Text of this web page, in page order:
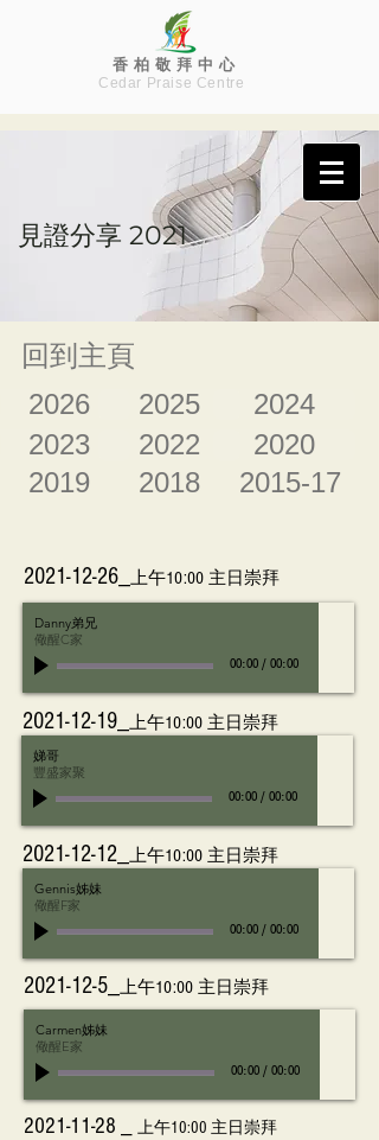
香 柏 敬 拜 中 心
Cedar Praise Centre
見證分享 2021
回到主頁
2026 2025
2024
2023
2022
2020
2019
2018 2015-17
2021-12-26_ 上午10:00 主日崇拜
Danny弟兄
儆醒C家
00:00 / 00:00
2021-12-19_ 上午10:00 主日崇拜
娣哥
豐盛家聚
00:00 / 00:00
2021-12-12_ 上午10:00 主日崇拜
Gennis姊妹
儆醒F家
00:00 / 00:00
2021-12-5_ 上午10:00 主日崇拜
Carmen姊妹
儆醒E家
00:00 / 00:00
2021-11-28 上午10:00 主日崇拜